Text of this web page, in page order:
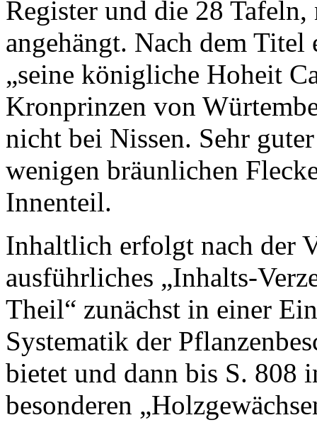
Register und die 28
angehängt. Nach dem
„seine königliche Hoheit
Kronprinzen von
nicht bei Nissen. Sehr
wenigen bräunlichen
Innenteil.
Inhaltlich erfolgt nach der
ausführliches „Inhalts-
Theil“ zunächst in einer
Systematik der
bietet und dann bis S. 808
besonderen